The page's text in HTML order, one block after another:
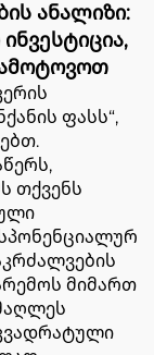
ანალიზი:
ფასს“,
თქვენს
მიმართ